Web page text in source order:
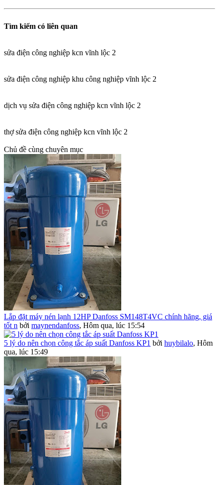
Tìm kiếm có liên quan
sửa điện công nghiệp kcn vĩnh lộc 2
sửa điện công nghiệp khu công nghiệp vĩnh lộc 2
dịch vụ sửa điện công nghiệp kcn vĩnh lộc 2
thợ sửa điện công nghiệp kcn vĩnh lộc 2
Chủ đề cùng chuyên mục
Lắp đặt máy nén lạnh 12HP Danfoss SM148T4VC chính hãng, giá
tốt n bởi maynendanfoss, Hôm qua, lúc 15:54
5 lý do nên chọn công tắc áp suất Danfoss KP1 bởi huybilalo, Hôm
qua, lúc 15:49